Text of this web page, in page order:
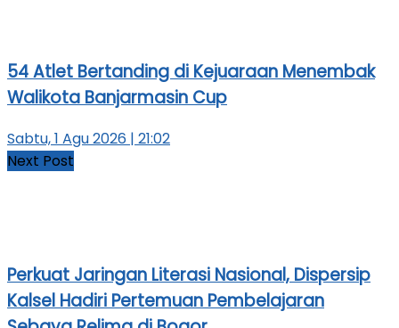
54 Atlet Bertanding di Kejuaraan Menembak
Walikota Banjarmasin Cup
Sabtu, 1 Agu 2026 | 21:02
Next Post
Perkuat Jaringan Literasi Nasional, Dispersip
Kalsel Hadiri Pertemuan Pembelajaran